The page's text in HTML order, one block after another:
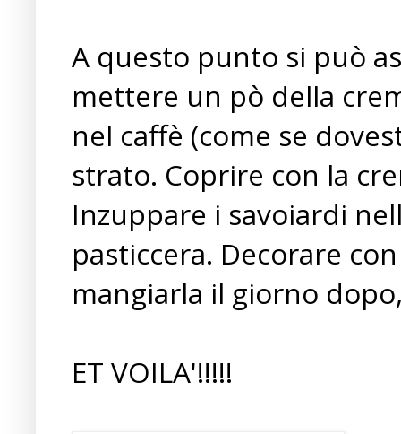
A questo punto si può
mettere un pò della
nel caffè (come se
strato. Coprire con la
Inzuppare i savoiardi
pasticcera. Decorare
mangiarla il giorno
ET VOILA'!!!!!